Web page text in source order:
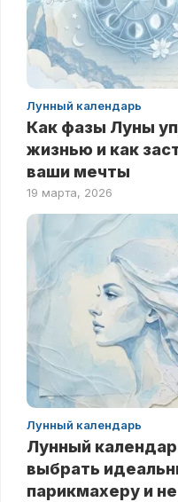
Лунный календарь
Как фазы Луны
жизнью и как
ваши мечты
19 марта, 2026
Лунный календарь
Лунный
выбрать
парикмахеру и